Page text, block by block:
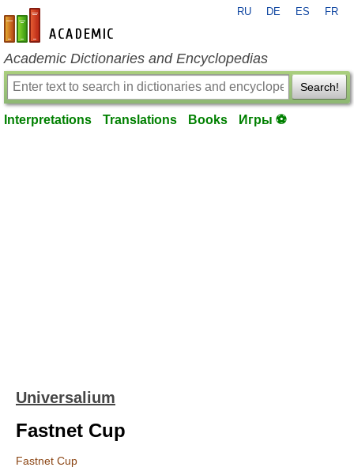
en-academic.com
RU DE ES FR
Academic Dictionaries and Encyclopedias
Search!
Interpretations Translations Books Игры ⚽
Universalium
Fastnet Cup
Fastnet Cup